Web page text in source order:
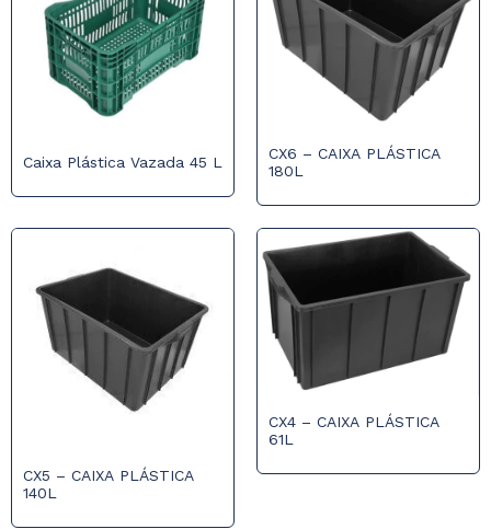
Caixa Plástica Vazada 45 L
CX6 – CAIXA PLÁSTICA
180L
CX5 – CAIXA PLÁSTICA
140L
CX4 – CAIXA PLÁSTICA
61L